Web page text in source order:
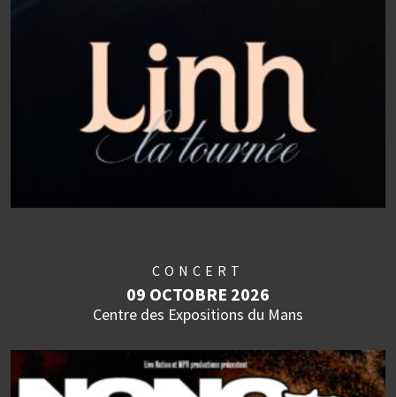
CONCERT
09 OCTOBRE 2026
Centre des Expositions du Mans